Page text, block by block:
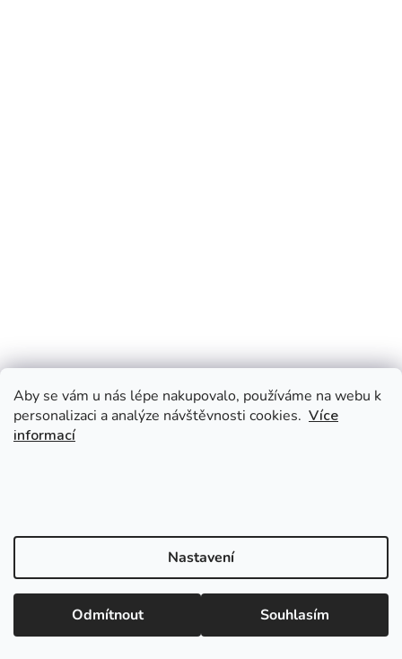
Aby se vám u nás lépe nakupovalo, používáme na webu k
personalizaci a analýze návštěvnosti cookies. Více
informací
Nastavení
Odmítnout Souhlasím
Uděláme vám hezčí den
Radost otevřít